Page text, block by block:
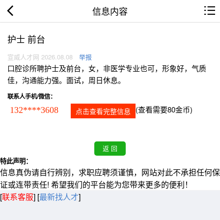
信息内容
护士 前台
宣威人才网 2026.08.08 举报
口腔诊所聘护士及前台，女，非医学专业也可，形象好，气质
佳，沟通能力强。面试，周日休息。
联系人手机/微信：
132****3608 点击查看完整信息 (查看需要80金币)
特此声明：
信息真伪请自行辨别，求职应聘须谨慎，网站对此不承担任何保
证或连带责任! 希望我们的平台能为您带来更多的便利！
[联系客服] [最新找人才]